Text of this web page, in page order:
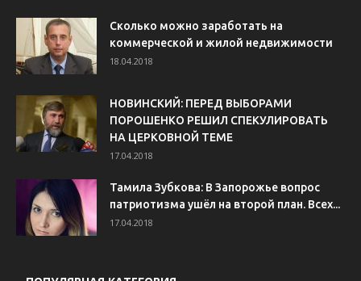
Сколько можно заработать на
коммерческой и жилой недвижимости
18.04.2018
НОВИНСКИЙ: ПЕРЕД ВЫБОРАМИ
ПОРОШЕНКО РЕШИЛ СПЕКУЛИРОВАТЬ
НА ЦЕРКОВНОЙ ТЕМЕ
17.04.2018
Тамила Зубкова: В Запорожье вопрос
патриотизма ушёл на второй план. Всех...
17.04.2018